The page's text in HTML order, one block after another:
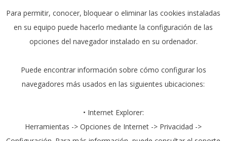
Para permitir, conocer, bloquear o eliminar las cookies instaladas
en su equipo puede hacerlo mediante la configuración de las
opciones del navegador instalado en su ordenador.
Puede encontrar información sobre cómo configurar los
navegadores más usados en las siguientes ubicaciones:
• Internet Explorer:
Herramientas -> Opciones de Internet -> Privacidad ->